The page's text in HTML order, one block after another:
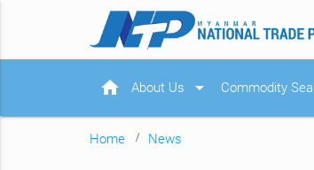
home About Us arrow_drop_down Commodity
Home News